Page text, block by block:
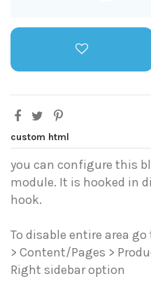
custom html
you can configure this
module. It is hooked in
hook.
To disable entire area
> Content/Pages >
Right sidebar option